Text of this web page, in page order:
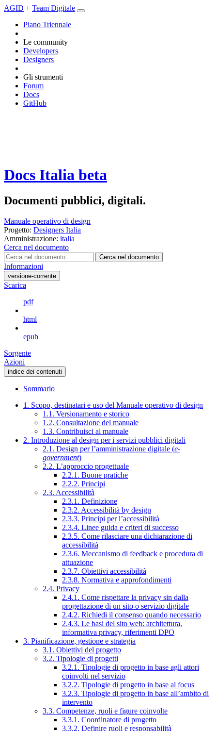
AGID + Team Digitale
Piano Triennale
Le community
Developers
Designers
Gli strumenti
Forum
Docs
GitHub
Docs Italia beta
Documenti pubblici, digitali.
Manuale operativo di design
Progetto: Designers Italia
Amministrazione: italia
Cerca nel documento
Cerca nel documento
Informazioni
versione-corrente
Scarica
pdf
html
epub
Sorgente
Azioni
indice dei contenuti
Sommario
1. Scopo, destinatari e uso del Manuale operativo di design
1.1. Versionamento e storico
1.2. Consultazione del manuale
1.3. Contribuisci al manuale
2. Introduzione al design per i servizi pubblici digitali
2.1. Design per l’amministrazione digitale (e-
government)
2.2. L’approccio progettuale
2.2.1. Buone pratiche
2.2.2. Principi
2.3. Accessibilità
2.3.1. Definizione
2.3.2. Accessibilità by design
2.3.3. Principi per l’accessibilità
2.3.4. Linee guida e criteri di successo
2.3.5. Come rilasciare una dichiarazione di
accessibilità
2.3.6. Meccanismo di feedback e procedura di
attuazione
2.3.7. Obiettivi accessibilità
2.3.8. Normativa e approfondimenti
2.4. Privacy
2.4.1. Come rispettare la privacy sin dalla
progettazione di un sito o servizio digitale
2.4.2. Richiedi il consenso quando necessario
2.4.3. Le basi del sito web: architettura,
informativa privacy, riferimenti DPO
3. Pianificazione, gestione e strategia
3.1. Obiettivi del progetto
3.2. Tipologie di progetti
3.2.1. Tipologie di progetto in base agli attori
coinvolti nel servizio
3.2.2. Tipologie di progetto in base al focus
3.2.3. Tipologie di progetto in base all’ambito di
intervento
3.3. Competenze, ruoli e figure coinvolte
3.3.1. Coordinatore di progetto
3.3.2. Definire ruoli e responsabilità